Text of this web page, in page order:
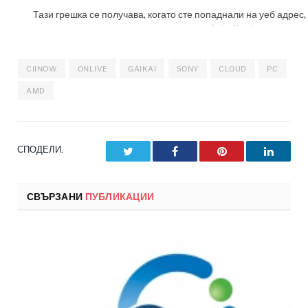
CIINOW ONLIVE GAIKAI SONY CLOUD PC
AMD
СПОДЕЛИ. Facebook Pinterest
СВЪРЗАНИ ПУБЛИКАЦИИ